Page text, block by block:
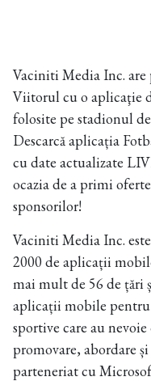
Vaciniti Media Inc.
Viitorul cu o aplicaţie
folosite pe stadionul
Descarcă aplicația
cu date actualizate
ocazia de a primi
sponsorilor!
Vaciniti Media Inc.
2000 de aplicații
mai mult de 56 de țări
aplicații mobile
sportive care au
promovare, abordare
parteneriat cu